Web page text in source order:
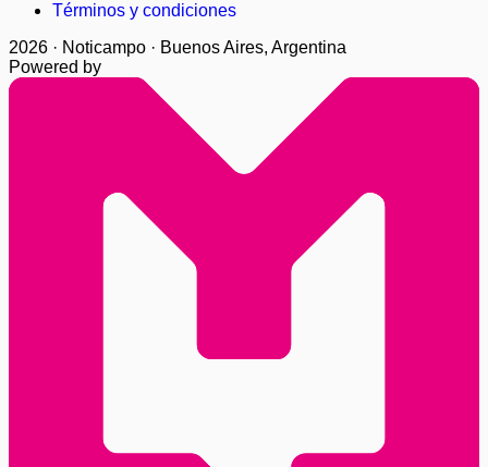
Términos y condiciones
2026 · Noticampo · Buenos Aires, Argentina
Powered by